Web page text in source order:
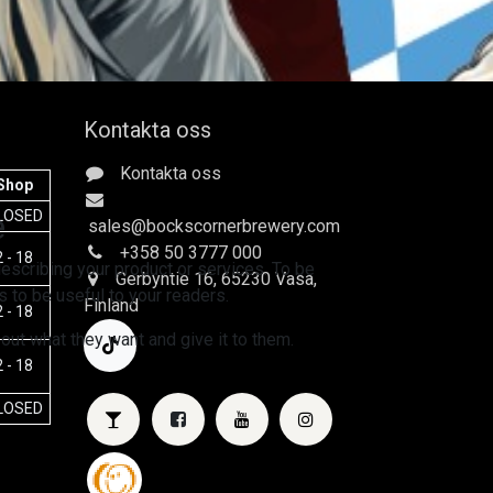
- 18
- 18
- 18
Kontakta oss
Kontakta oss
sales@bockscornerbrewery.com
+358 50 3777 000
Gerbyntie 16, 65230 Vasa,
Finland
your product or services. To be
to be useful to your readers.
what they want and give it to them.